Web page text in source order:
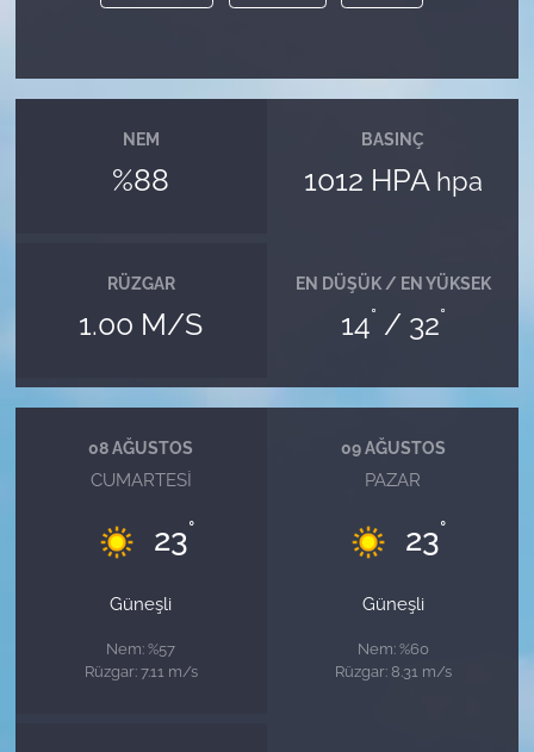
NEM
%88
BASINÇ
1012 HPA hpa
RÜZGAR
1.00 M/S
EN DÜŞÜK / EN YÜKSEK
14° / 32°
08 AĞUSTOS
CUMARTESI
23°
Güneşli
Nem: %57
Rüzgar: 7.11 m/s
09 AĞUSTOS
PAZAR
23°
Güneşli
Nem: %60
Rüzgar: 8.31 m/s